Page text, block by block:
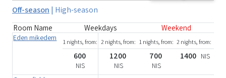
Off-season | High-season
Room Name Weekdays Weekend
Eden mikedem 1 nights, from:
600
NIS
2 nights, from:
1200
NIS
1 nights, from:
700
NIS
2 nights, from:
1400 NIS